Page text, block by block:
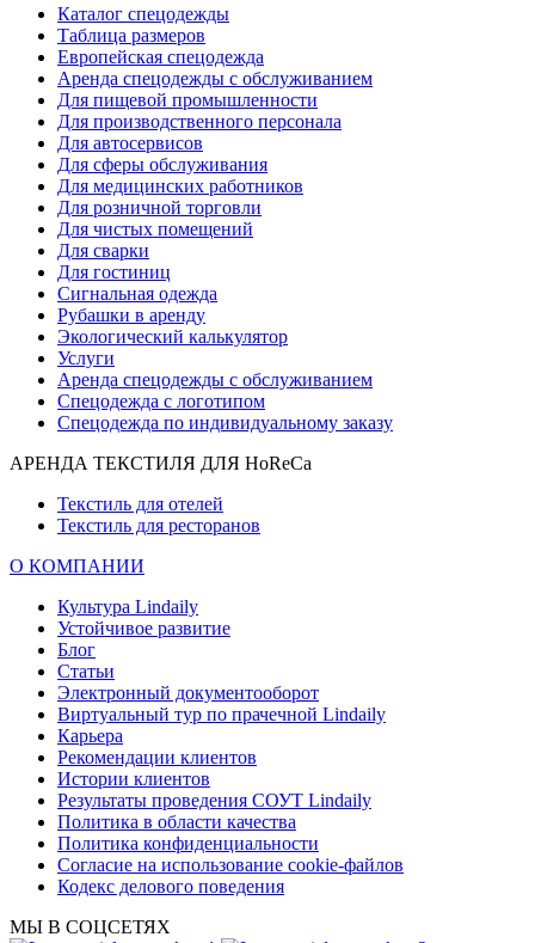
Каталог спецодежды
Таблица размеров
Европейская спецодежда
Аренда спецодежды с обслуживанием
Для пищевой промышленности
Для производственного персонала
Для автосервисов
Для сферы обслуживания
Для медицинских работников
Для розничной торговли
Для чистых помещений
Для сварки
Для гостиниц
Сигнальная одежда
Рубашки в аренду
Экологический калькулятор
Услуги
Аренда спецодежды с обслуживанием
Спецодежда с логотипом
Спецодежда по индивидуальному заказу
АРЕНДА ТЕКСТИЛЯ ДЛЯ HoReCa
Текстиль для отелей
Текстиль для ресторанов
О КОМПАНИИ
Культура Lindaily
Устойчивое развитие
Блог
Статьи
Электронный документооборот
Виртуальный тур по прачечной Lindaily
Карьера
Рекомендации клиентов
Истории клиентов
Результаты проведения СОУТ Lindaily
Политика в области качества
Политика конфиденциальности
Согласие на использование cookie-файлов
Кодекс делового поведения
МЫ В СОЦСЕТЯХ